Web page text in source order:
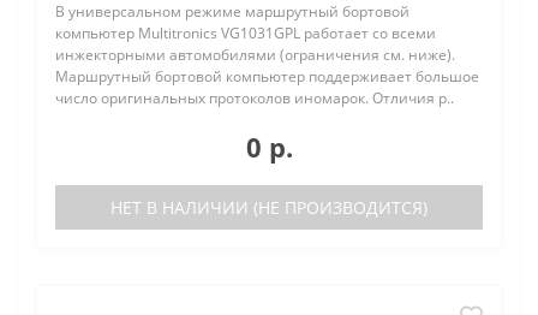
В универсальном режиме маршрутный бортовой
компьютер Multitronics VG1031GPL работает со всеми
инжекторными автомобилями (ограничения см. ниже).
Маршрутный бортовой компьютер поддерживает большое
число оригинальных протоколов иномарок. Отличия р..
0 р.
НЕТ В НАЛИЧИИ (НЕ ПРОИЗВОДИТСЯ)